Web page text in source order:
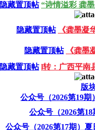
隐藏置顶帖 “诗情溢彩 龚
隐藏置顶帖 《龚墨凝
隐藏置顶帖
《龚墨
隐藏置顶帖 l转：广西平南
版
公众号（2026第19
公众号（2026第
公众号（2026第17期）